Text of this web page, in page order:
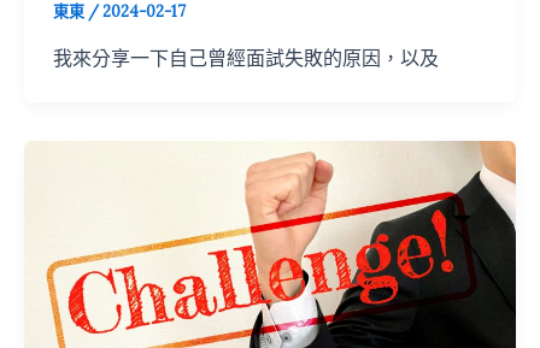
東東 /2024-02-17
我來分享一下自己曾經面試失敗的原因，以及